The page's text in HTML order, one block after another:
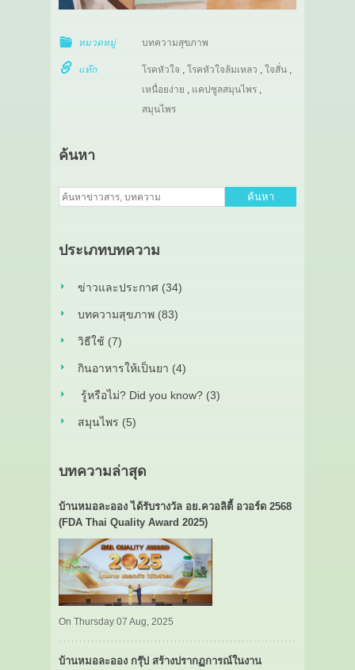
หมวดหมู่ บทความสุขภาพ
แท๊ก โรคหัวใจ , โรคหัวใจล้มเหลว , ใจสั่น ,
เหนื่อยง่าย , แคปซูลสมุนไพร ,
สมุนไพร
ค้นหา
ค้นหา
ประเภทบทความ
ข่าวและประกาศ (34)
บทความสุขภาพ (83)
วิธีใช้ (7)
กินอาหารให้เป็นยา (4)
รู้หรือไม่? Did you know? (3)
สมุนไพร (5)
บทความล่าสุด
บ้านหมอละออง ได้รับรางวัล อย.ควอลิตี้ อวอร์ด 2568
(FDA Thai Quality Award 2025)
On Thursday 07 Aug, 2025
บ้านหมอละออง กรุ๊ป สร้างปรากฏการณ์ในงาน